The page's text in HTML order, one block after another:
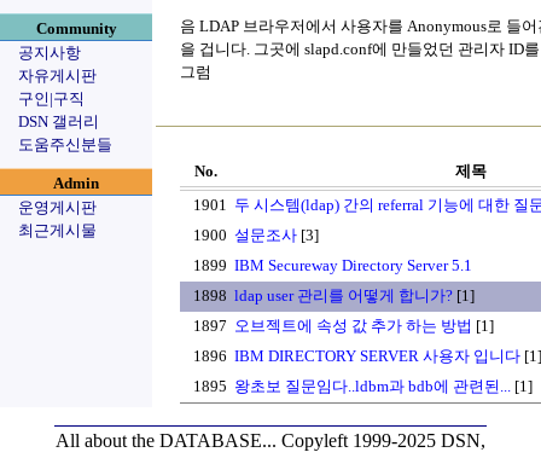
Community
공지사항
자유게시판
구인|구직
DSN 갤러리
도움주신분들
Admin
운영게시판
최근게시물
음 LDAP 브라우저에서 사용자를 Anonymous로 들
을 겁니다. 그곳에 slapd.conf에 만들었던 관리자 ID
그럼
No.
제목
1901 두 시스템(ldap) 간의 referral 기능에 대한 질
1900 설문조사 [3]
1899 IBM Secureway Directory Server 5.1
1898 ldap user 관리를 어떻게 합니가? [1]
1897 오브젝트에 속성 값 추가 하는 방법 [1]
1896 IBM DIRECTORY SERVER 사용자 입니다 [1]
1895 왕초보 질문임다..ldbm과 bdb에 관련된... [1]
All about the DATABASE... Copyleft 1999-2025 DSN,